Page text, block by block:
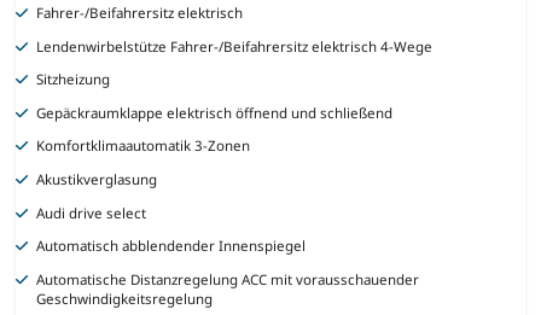
Fahrer-/Beifahrersitz elektrisch
Lendenwirbelstütze Fahrer-/Beifahrersitz elektrisch 4-Wege
Sitzheizung
Gepäckraumklappe elektrisch öffnend und schließend
Komfortklimaautomatik 3-Zonen
Akustikverglasung
Audi drive select
Automatisch abblendender Innenspiegel
Automatische Distanzregelung ACC mit vorausschauender
Geschwindigkeitsregelung